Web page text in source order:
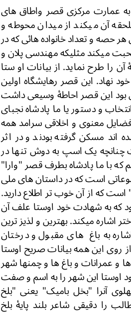
به عمارت مرکزی قصر واطاق های
آن میکند از میدان محوطه و
حصه و تعداد خانواده هائی که در
میکند مثلیکه مهندسی پلان و
طرح نماید. از بیانات او ستا
نهاد. این قصر رهایشگاه اولین
بود این قصر احاطۀ وسیعی داشت
و دستور یا ما پادشاه نجبای
معنوی و اخلاقی سرامد همه
اند مسکن گرفته بودند و در اثر
چنانچه یک اسپ به دوش تنها در
با ما پادشاه بطرف قصر "وارا"
است که در داستان های ملی
که از آن خوب تر اطلاع دارید.
که به شهادت خود اوستا علف آن
میکند. بهترین و لذیز ترین
به باغ های مقبول و درختان
روی این همه بیانات صریح اوستا
و عمرانات و باغ ها و چمنها شهر
اوستا این شهر را به اسم و صفت
آنرا "بخل بامیک" یعنی "بلخ
را دقیقی شاعر بلند پایۀ بلخ